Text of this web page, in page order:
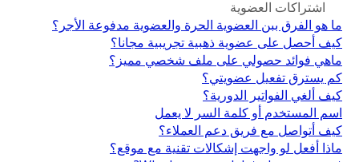
اشتراكات العضوية
ما هو الفرق ببن العضوية الحرة والعضوية مدفوعة الأجر؟
كيف أحصل على عضوية ذهبية تجريبية مجانا؟
ماهي فوائد حصولي على ملف شخصي مميز؟
كم يسترق تفعيل عضويتي؟
كيف ألغي الفواتير الدورية؟
اسم المستخدم أو كلمة السر لا يعمل
كيف أتواصل مع فريق دعم العملاء؟
ماذا أفعل لو واجهت إشكالات تقنية مع موقع؟